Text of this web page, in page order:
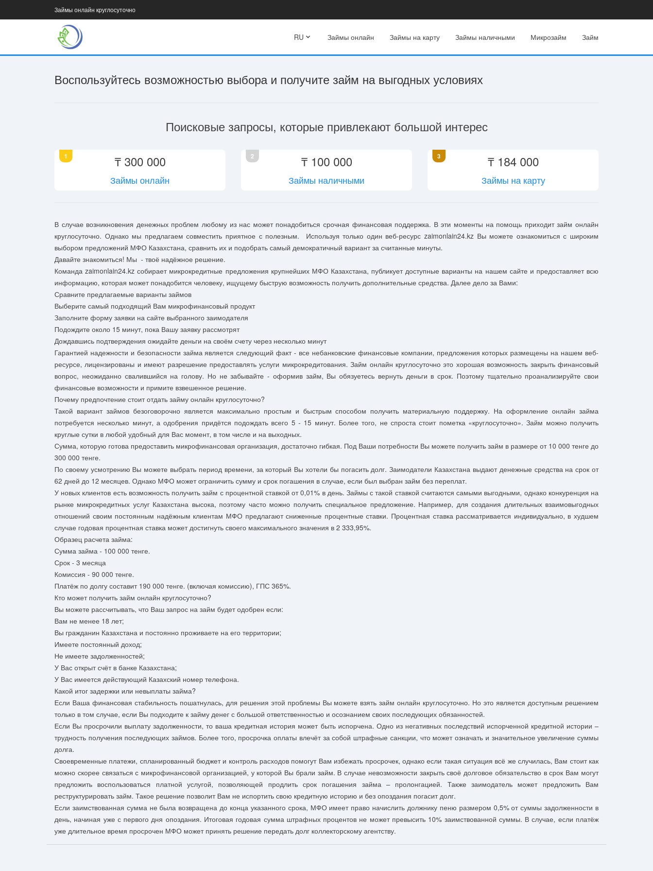
Займы онлайн круглосуточно
RU Займы онлайн Займы на карту Займы наличными Микрозайм Займ
Воспользуйтесь возможностью выбора и получите займ на выгодных условиях
Поисковые запросы, которые привлекают большой интерес
1 ₸ 300 000
Займы онлайн
2 ₸ 100 000
Займы наличными
3 ₸ 184 000
Займы на карту
В случае возникновения денежных проблем любому из нас может понадобиться срочная финансовая поддержка. В эти моменты на помощь приходит займ онлайн
круглосуточно. Однако мы предлагаем совместить приятное с полезным. Используя только один веб-ресурс zaimonlain24.kz Вы можете ознакомиться с широким
выбором предложений МФО Казахстана, сравнить их и подобрать самый демократичный вариант за считанные минуты.
Давайте знакомиться! Мы - твоё надёжное решение.
Команда zaimonlain24.kz собирает микрокредитные предложения крупнейших МФО Казахстана, публикует доступные варианты на нашем сайте и предоставляет всю
информацию, которая может понадобится человеку, ищущему быструю возможность получить дополнительные средства. Далее дело за Вами:
Сравните предлагаемые варианты займов
Выберите самый подходящий Вам микрофинансовый продукт
Заполните форму заявки на сайте выбранного заимодателя
Подождите около 15 минут, пока Вашу заявку рассмотрят
Дождавшись подтверждения ожидайте деньги на своём счету через несколько минут
Гарантией надежности и безопасности займа является следующий факт - все небанковские финансовые компании, предложения которых размещены на нашем веб-
ресурсе, лицензированы и имеют разрешение предоставлять услуги микрокредитования. Займ онлайн круглосуточно это хорошая возможность закрыть финансовый
вопрос, неожиданно свалившийся на голову. Но не забывайте - оформив займ, Вы обязуетесь вернуть деньги в срок. Поэтому тщательно проанализируйте свои
финансовые возможности и примите взвешенное решение.
Почему предпочтение стоит отдать займу онлайн круглосуточно?
Такой вариант займов безоговорочно является максимально простым и быстрым способом получить материальную поддержку. На оформление онлайн займа
потребуется несколько минут, а одобрения придётся подождать всего 5 - 15 минут. Более того, не спроста стоит пометка «круглосуточно». Займ можно получить
круглые сутки в любой удобный для Вас момент, в том числе и на выходных.
Сумма, которую готова предоставить микрофинансовая организация, достаточно гибкая. Под Ваши потребности Вы можете получить займ в размере от 10 000 тенге до
300 000 тенге.
По своему усмотрению Вы можете выбрать период времени, за который Вы хотели бы погасить долг. Заимодатели Казахстана выдают денежные средства на срок от
62 дней до 12 месяцев. Однако МФО может ограничить сумму и срок погашения в случае, если был выбран займ без переплат.
У новых клиентов есть возможность получить займ с процентной ставкой от 0,01% в день. Займы с такой ставкой считаются самыми выгодными, однако конкуренция на
рынке микрокредитных услуг Казахстана высока, поэтому часто можно получить специальное предложение. Например, для создания длительных взаимовыгодных
отношений своим постоянным надёжным клиентам МФО предлагают сниженные процентные ставки. Процентная ставка рассматривается индивидуально, в худшем
случае годовая процентная ставка может достигнуть своего максимального значения в 2 333,95%.
Образец расчета займа:
Сумма займа - 100 000 тенге.
Срок - 3 месяца
Комиссия - 90 000 тенге.
Платёж по долгу составит 190 000 тенге. (включая комиссию), ГПС 365%.
Кто может получить займ онлайн круглосуточно?
Вы можете рассчитывать, что Ваш запрос на займ будет одобрен если:
Вам не менее 18 лет;
Вы гражданин Казахстана и постоянно проживаете на его территории;
Имеете постоянный доход;
Не имеете задолженностей;
У Вас открыт счёт в банке Казахстана;
У Вас имеется действующий Казахский номер телефона.
Какой итог задержки или невыплаты займа?
Если Ваша финансовая стабильность пошатнулась, для решения этой проблемы Вы можете взять займ онлайн круглосуточно. Но это является доступным решением
только в том случае, если Вы подходите к займу денег с большой ответственностью и осознанием своих последующих обязанностей.
Если Вы просрочили выплату задолженности, то ваша кредитная история может быть испорчена. Одно из негативных последствий испорченной кредитной истории –
трудность получения последующих займов. Более того, просрочка оплаты влечёт за собой штрафные санкции, что может означать и значительное увеличение суммы
долга.
Своевременные платежи, спланированный бюджет и контроль расходов помогут Вам избежать просрочек, однако если такая ситуация всё же случилась, Вам стоит как
можно скорее связаться с микрофинансовой организацией, у которой Вы брали займ. В случае невозможности закрыть своё долговое обязательство в срок Вам могут
предложить воспользоваться платной услугой, позволяющей продлить срок погашения займа – пролонгацией. Также заимодатель может предложить Вам
реструктурировать займ. Такое решение позволит Вам не испортить свою кредитную историю и без опоздания погасит долг.
Если заимствованная сумма не была возвращена до конца указанного срока, МФО имеет право начислить должнику пеню размером 0,5% от суммы задолженности в
день, начиная уже с первого дня опоздания. Итоговая годовая сумма штрафных процентов не может превысить 10% заимствованной суммы. В случае, если платёж
уже длительное время просрочен МФО может принять решение передать долг коллекторскому агентству.